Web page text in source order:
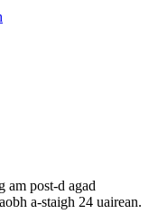
am post-d agad
a-staigh 24 uairean.